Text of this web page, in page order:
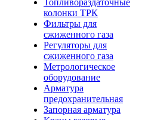
Топливораздаточные
колонки ТРК
Фильтры для
сжиженного газа
Регуляторы для
сжиженного газа
Метрологическое
оборудование
Арматура
предохранительная
Запорная арматура